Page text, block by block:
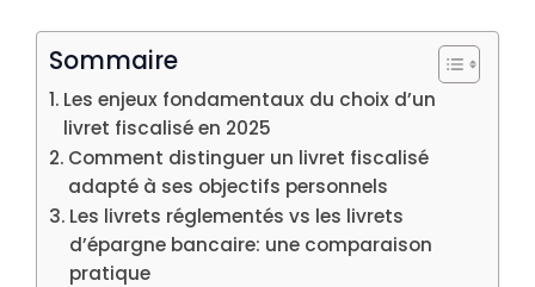
Sommaire
Les enjeux fondamentaux du choix d’un
livret fiscalisé en 2025
Comment distinguer un livret fiscalisé
adapté à ses objectifs personnels
Les livrets réglementés vs les livrets
d’épargne bancaire: une comparaison
pratique